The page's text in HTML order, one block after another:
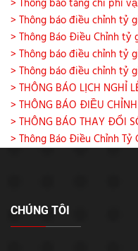
> Thông báo tăng chi phí
> Thông báo điều chỉnh tỷ
> Thông Báo Điều Chỉnh tỷ
> Thông báo điều chỉnh tỷ
> Thông báo điều chỉnh tỷ
> THÔNG BÁO LỊCH NGHỈ
> THÔNG BÁO ĐIỀU
> THÔNG BÁO THAY ĐỔI
> Thông Báo Điều Chỉnh Tỷ
CHÚNG TÔI